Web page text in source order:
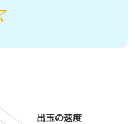
出玉の速度